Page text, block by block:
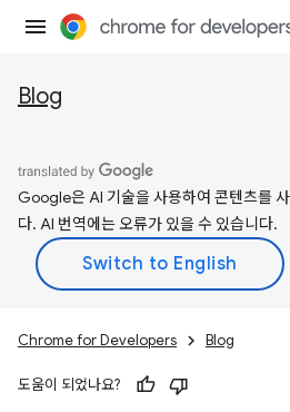
Blog
Google은 AI 기술을 사용하여 콘텐츠를
다. AI 번역에는 오류가 있을 수 있습니다.
Chrome for Developers Blog
도움이 되었나요?